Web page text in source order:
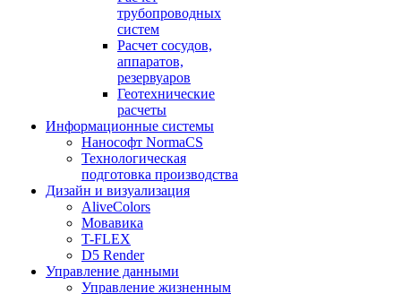
трубопроводных
систем
Расчет сосудов,
аппаратов,
резервуаров
Геотехнические
расчеты
Информационные системы
Нанософт NormaCS
Технологическая
подготовка производства
Дизайн и визуализация
AliveColors
Мовавика
T-FLEX
D5 Render
Управление данными
Управление жизненным